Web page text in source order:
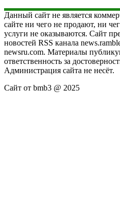
Данный сайт не является
сайте ни чего не продают, ни
услуги не оказываются. Сайт
новостей RSS канала
newsru.com. Материалы
ответственность за
Администрация сайта не несёт.
Сайт от bmb3 @ 2025